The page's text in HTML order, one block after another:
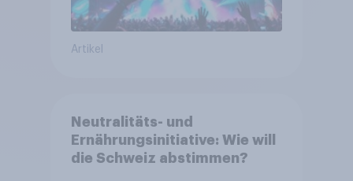
Artikel
Neutralitäts- und
Ernährungsinitiative: Wie will
die Schweiz abstimmen?